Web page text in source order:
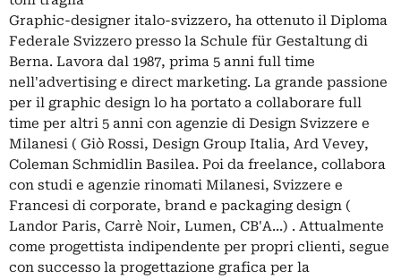
Graphic-designer italo-svizzero, ha ottenuto il Diploma
Federale Svizzero presso la Schule für Gestaltung di
Berna. Lavora dal 1987, prima 5 anni full time
nell'advertising e direct marketing. La grande passione
per il graphic design lo ha portato a collaborare full
time per altri 5 anni con agenzie di Design Svizzere e
Milanesi ( Giò Rossi, Design Group Italia, Ard Vevey,
Coleman Schmidlin Basilea. Poi da freelance, collabora
con studi e agenzie rinomati Milanesi, Svizzere e
Francesi di corporate, brand e packaging design (
Landor Paris, Carrè Noir, Lumen, CB'A...) . Attualmente
come progettista indipendente per propri clienti, segue
con successo la progettazione grafica per la